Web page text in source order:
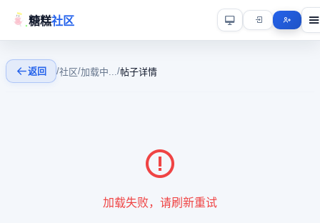
糖糕社区
返回 /社区/加载中.../帖子详情
加载失败，请刷新重试